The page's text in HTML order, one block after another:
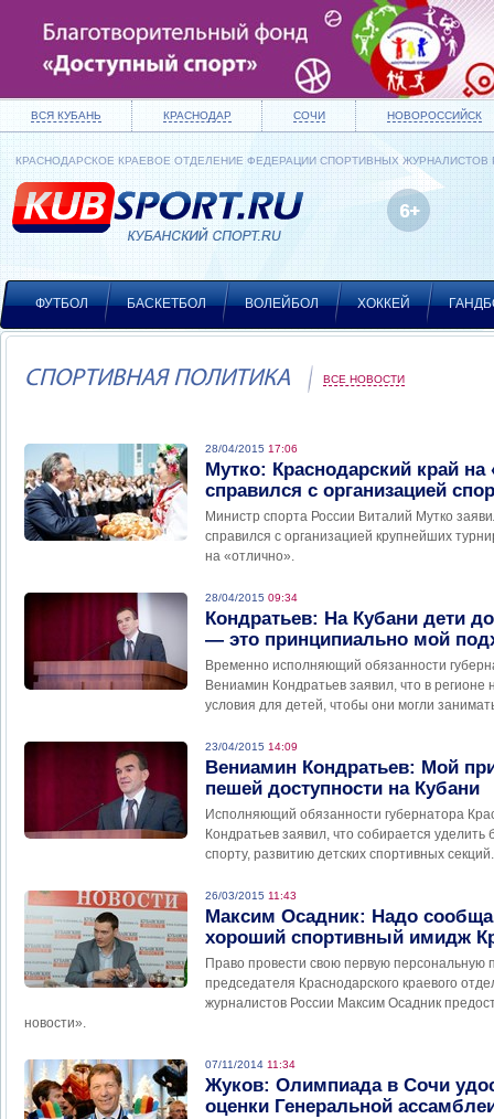
ВСЯ КУБАНЬ КРАСНОДАР СОЧИ НОВОРОССИЙСК
КРАСНОДАРСКОЕ КРАЕВОЕ ОТДЕЛЕНИЕ ФЕДЕРАЦИИ СПОРТИВНЫХ ЖУРНАЛИСТОВ
ФУТБОЛ БАСКЕТБОЛ ВОЛЕЙБОЛ ХОККЕЙ
СПОРТИВНАЯ ПОЛИТИКА ВСЕ НОВОСТИ
28/04/2015 17:06
Мутко: Краснодарский край на
справился с организацией
Министр спорта России Виталий Мутко
справился с организацией крупнейших
на «отлично».
28/04/2015 09:34
Кондратьев: На Кубани дети
— это принципиально мой
Временно исполняющий обязанности
Вениамин Кондратьев заявил, что в регионе
условия для детей, чтобы они могли
23/04/2015 14:09
Вениамин Кондратьев: Мой
пешей доступности на Кубани
Исполняющий обязанности губернатора
Кондратьев заявил, что собирается
спорту, развитию детских спортивных секций.
26/03/2015 11:43
Максим Осадник: Надо сообща
хороший спортивный имидж
Право провести свою первую персональную
председателя Краснодарского краевого
журналистов России Максим Осадник
новости».
07/11/2014 11:34
Жуков: Олимпиада в Сочи
оценки Генеральной